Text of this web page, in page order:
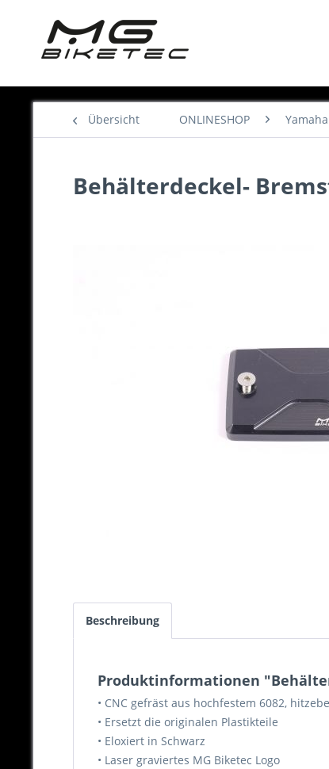
Übersicht ONLINESHOP Yamaha
Behälterdeckel-
Beschreibung
Produktinformationen
• CNC gefräst aus hochfestem 6082,
• Ersetzt die originalen Plastikteile
• Eloxiert in Schwarz
• Laser graviertes MG Biketec Logo